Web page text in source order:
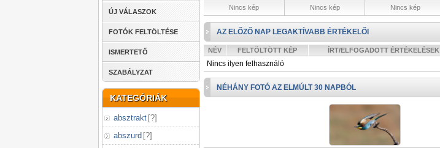
ÚJ VÁLASZOK
FOTÓK FELTÖLTÉSE
ISMERTETŐ
SZABÁLYZAT
KATEGÓRIÁK
absztrakt [?]
abszurd [?]
Nincs kép Nincs kép Nincs kép
AZ ELŐZŐ NAP LEGAKTÍVABB ÉRTÉKELŐI
NÉV FELTÖLTÖTT KÉP ÍRT/ELFOGADOTT ÉRTÉKELÉSEK
Nincs ilyen felhasználó
NÉHÁNY FOTÓ AZ ELMÚLT 30 NAPBÓL